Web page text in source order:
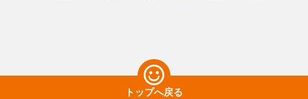
トップへ戻る